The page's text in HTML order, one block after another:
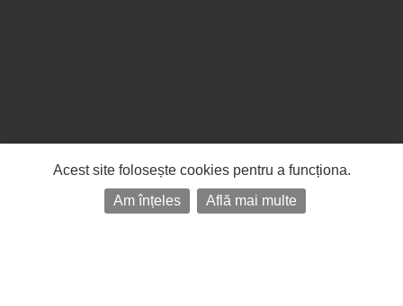
Acest site folosește cookies pentru a funcționa.
Am înțeles
Află mai multe